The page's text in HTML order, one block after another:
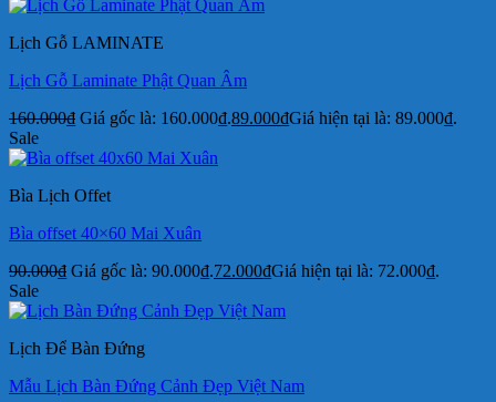
Lịch Gỗ LAMINATE
Lịch Gỗ Laminate Phật Quan Âm
160.000₫ Giá gốc là: 160.000₫.89.000₫Giá hiện tại là: 89.000₫.
Sale
Bìa Lịch Offet
Bìa offset 40×60 Mai Xuân
90.000₫ Giá gốc là: 90.000₫.72.000₫Giá hiện tại là: 72.000₫.
Sale
Lịch Để Bàn Đứng
Mẫu Lịch Bàn Đứng Cảnh Đẹp Việt Nam